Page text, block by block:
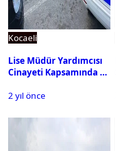
Kocaeli
Lise Müdür Yardımcısı
Cinayeti Kapsamında 11
2 yıl önce